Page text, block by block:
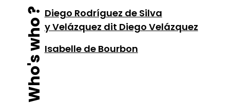
Who's who ?Diego Rodríguez de Silva
y Velázquez dit Diego Velázquez
Isabelle de Bourbon